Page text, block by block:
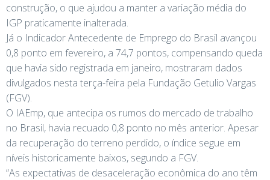
construção, o que ajudou a manter a variação média do
IGP praticamente inalterada.
Já o Indicador Antecedente de Emprego do Brasil avançou
0,8 ponto em fevereiro, a 74,7 pontos, compensando queda
que havia sido registrada em janeiro, mostraram dados
divulgados nesta terça-feira pela Fundação Getulio Vargas
(FGV).
O IAEmp, que antecipa os rumos do mercado de trabalho
no Brasil, havia recuado 0,8 ponto no mês anterior. Apesar
da recuperação do terreno perdido, o índice segue em
níveis historicamente baixos, segundo a FGV.
“As expectativas de desaceleração econômica do ano têm